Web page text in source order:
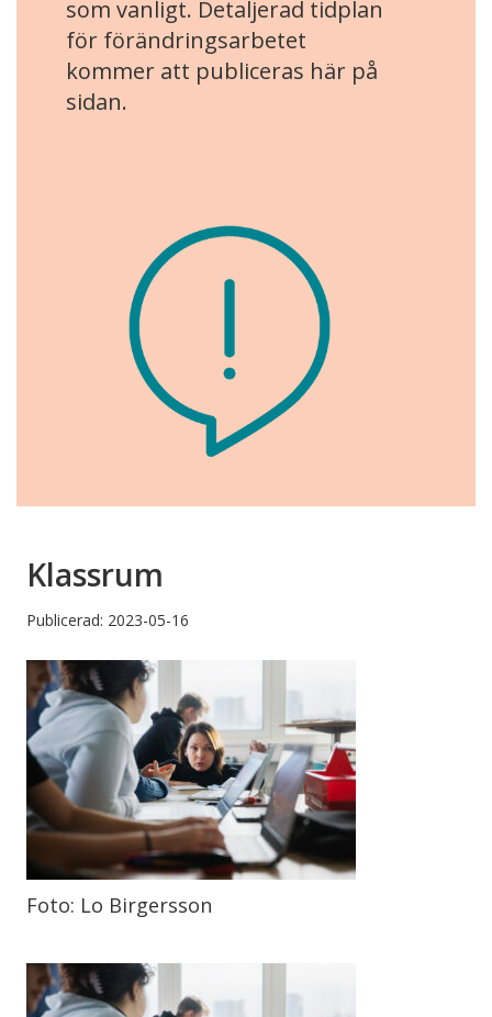
som vanligt. Detaljerad tidplan
för förändringsarbetet
kommer att publiceras här på
sidan.
Klassrum
Publicerad: 2023-05-16
Foto: Lo Birgersson